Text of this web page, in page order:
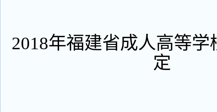
2018年福建省成人高等学
定